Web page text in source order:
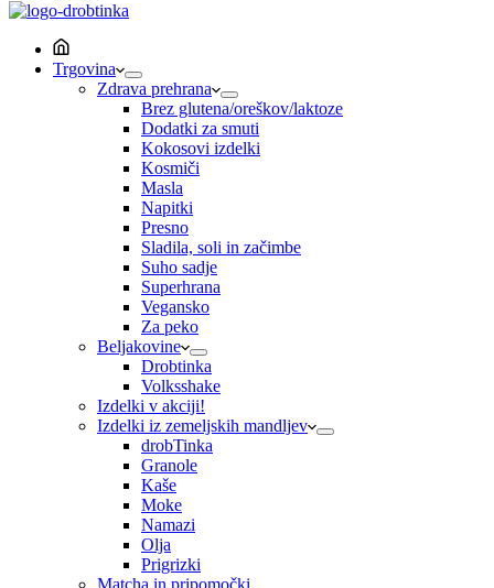
Trgovina
Zdrava prehrana
Brez glutena/oreškov/laktoze
Dodatki za smuti
Kokosovi izdelki
Kosmiči
Masla
Napitki
Presno
Sladila, soli in začimbe
Suho sadje
Superhrana
Vegansko
Za peko
Beljakovine
Drobtinka
Volksshake
Izdelki v akciji!
Izdelki iz zemeljskih mandljev
drobTinka
Granole
Kaše
Moke
Namazi
Olja
Prigrizki